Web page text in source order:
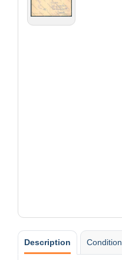
Description